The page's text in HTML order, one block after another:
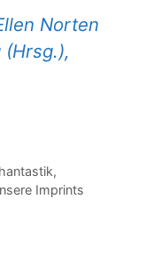
Norten
,
Imprints